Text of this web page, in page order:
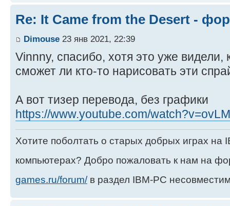
Re: It Came from the Desert -
Dimouse 23 янв 2021, 22:39
Vinnny, спасибо, хотя это уже видели,
сможет ли кто-то нарисовать эти
А вот тизер перевода, без графики
https://www.youtube.com/
Хотите поболтать о старых добрых играх на
компьютерах? Добро пожаловать к нам на
games.ru/forum/в раздел IBM-PC